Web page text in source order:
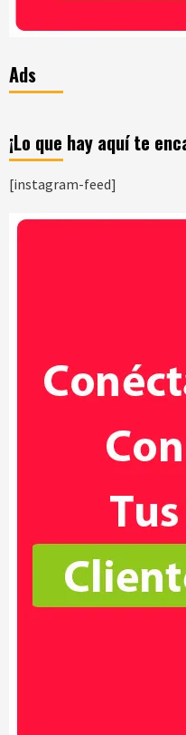
Ads
¡Lo que hay aquí te
[instagram-feed]